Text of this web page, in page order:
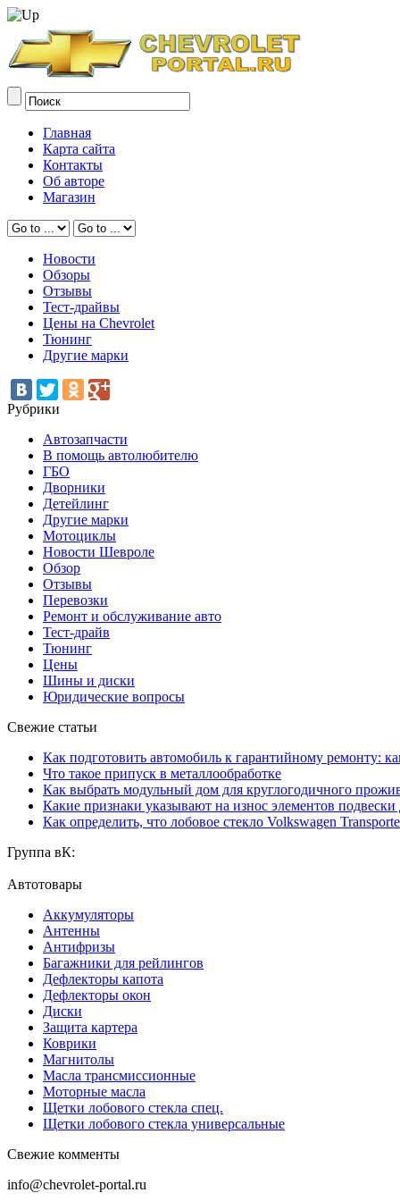
Главная
Карта сайта
Контакты
Об авторе
Магазин
Новости
Обзоры
Отзывы
Тест-драйвы
Цены на Chevrolet
Тюнинг
Другие марки
Рубрики
Автозапчасти
В помощь автолюбителю
ГБО
Дворники
Детейлинг
Другие марки
Мотоциклы
Новости Шевроле
Обзор
Отзывы
Перевозки
Ремонт и обслуживание авто
Тест-драйв
Тюнинг
Цены
Шины и диски
Юридические вопросы
Свежие статьи
Как подготовить автомобиль к гарантийному ремонту:
Что такое припуск в металлообработке
Как выбрать модульный дом для круглогодичного
Какие признаки указывают на износ элементов
Как определить, что лобовое стекло Volkswagen
Группа вК:
Автотовары
Аккумуляторы
Антенны
Антифризы
Багажники для рейлингов
Дефлекторы капота
Дефлекторы окон
Диски
Защита картера
Коврики
Магнитолы
Масла трансмиссионные
Моторные масла
Щетки лобового стекла спец.
Щетки лобового стекла универсальные
Свежие комменты
info@chevrolet-portal.ru